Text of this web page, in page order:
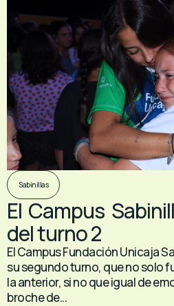
Sabinillas
El Campus
del turno 2
El Campus Fundación Unicaja
su segundo turno, que no solo
la anterior, si no que igual de
broche de...